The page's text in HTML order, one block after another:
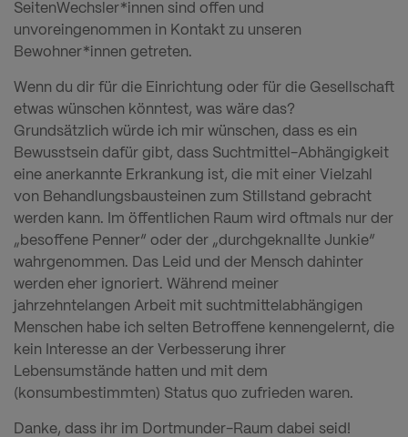
SeitenWechsler*innen sind offen und
unvoreingenommen in Kontakt zu unseren
Bewohner*innen getreten.
Wenn du dir für die Einrichtung oder für die Gesellschaft
etwas wünschen könntest, was wäre das?
Grundsätzlich würde ich mir wünschen, dass es ein
Bewusstsein dafür gibt, dass Suchtmittel-Abhängigkeit
eine anerkannte Erkrankung ist, die mit einer Vielzahl
von Behandlungsbausteinen zum Stillstand gebracht
werden kann. Im öffentlichen Raum wird oftmals nur der
„besoffene Penner“ oder der „durchgeknallte Junkie“
wahrgenommen. Das Leid und der Mensch dahinter
werden eher ignoriert. Während meiner
jahrzehntelangen Arbeit mit suchtmittelabhängigen
Menschen habe ich selten Betroffene kennengelernt, die
kein Interesse an der Verbesserung ihrer
Lebensumstände hatten und mit dem
(konsumbestimmten) Status quo zufrieden waren.
Danke, dass ihr im Dortmunder-Raum dabei seid!